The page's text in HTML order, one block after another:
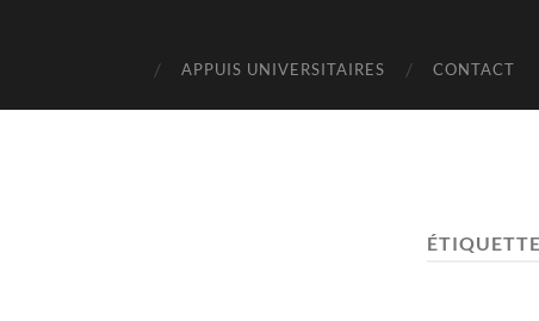
APPUIS UNIVERSITAIRES CONTACT